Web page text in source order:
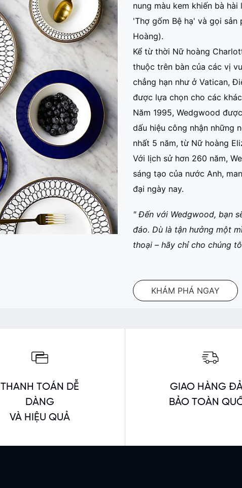
nung màu kem khiến bà
'Thợ gốm Bệ hạ' và gọi
Hoàng).
Kể từ thời Nữ hoàng
thuộc trên bàn của các vị
chẳng hạn như ở Vatican,
được lựa chọn cho các
Năm 1995, Wedgwood
dấu hiệu công nhận những
nhất 5 năm, từ Nữ hoàng
Với lịch sử hơn 260 năm,
sáng tạo của nước Anh,
đại ngày nay.
" Đến với Wedgwood, bạn
đáo. Dù là tận hưởng một
thoại – hãy chỉ cho chúng
KHÁM PHÁ NGAY
THANH TOÁN DỄ
DÀNG
VÀ HIỆU QUẢ
GIAO HÀNG
BẢO TOÀN